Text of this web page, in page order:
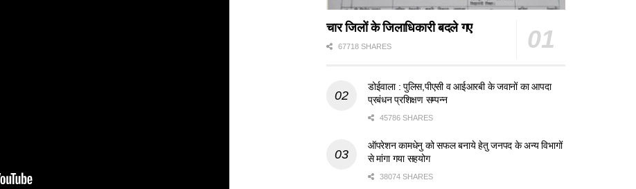
चार जिलों के जिलाधिकारी बदले गए
67718 SHARES
डोईवाला : पुलिस,पीएसी व आईआरबी के जवानों का आपदा
प्रबंधन प्रशिक्षण सम्पन्न
45786 SHARES
ऑपरेशन कामधेनु को सफल बनाये हेतु जनपद के अन्य विभागों
से मांगा गया सहयोग
38074 SHARES